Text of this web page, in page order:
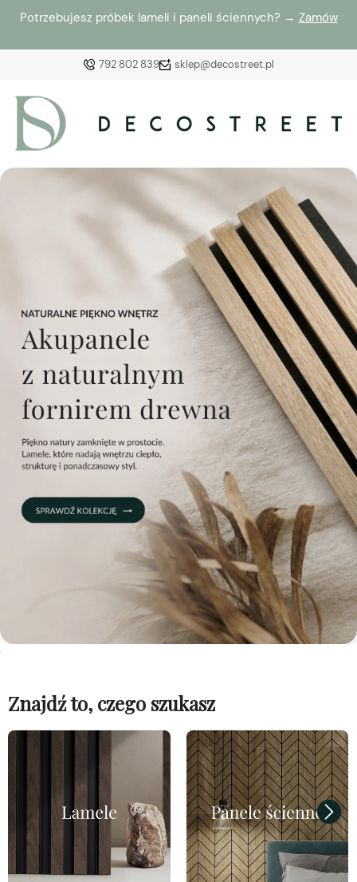
Potrzebujesz próbek lameli i paneli ściennych? → Zamów
792 802 839 sklep@decostreet.pl
Załóż konto
Wybierz coś dla siebie z naszej aktualnej oferty lub
zaloguj się, aby przywrócić dodane produkty do listy
z poprzedniej sesji.
Znajdź to, czego szukasz